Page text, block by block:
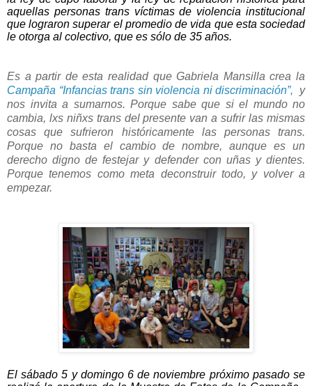
aquellas personas trans víctimas de violencia institucional
que lograron superar el promedio de vida que esta sociedad
le otorga al colectivo, que es sólo de 35 años.
Es a partir de esta realidad que Gabriela Mansilla crea la
Campaña “Infancias trans sin violencia ni discriminación”, y
nos invita a sumarnos. Porque sabe que si el mundo no
cambia, lxs niñxs trans del presente van a sufrir las mismas
cosas que sufrieron históricamente las personas trans.
Porque no basta el cambio de nombre, aunque es un
derecho digno de festejar y defender con uñas y dientes.
Porque tenemos como meta deconstruir todo, y volver a
empezar.
El sábado 5 y domingo 6 de noviembre próximo pasado se